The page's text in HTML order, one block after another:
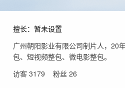
擅长： 暂未设置
广州朝阳影业有限公司制片人，20
包、短视频整包、微电影整包。
访客 3179 粉丝 26